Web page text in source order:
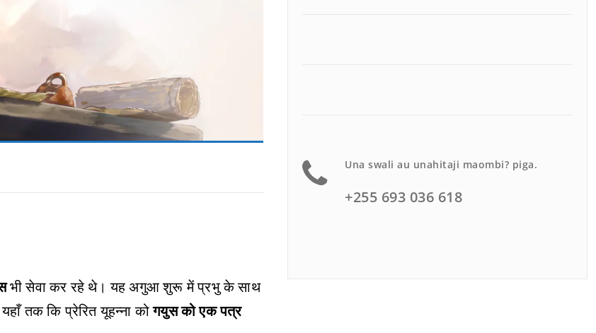
भी सेवा कर रहे थे। यह अगुआ शुरू में प्रभु के साथ
तक कि प्रेरित यूहन्ना कोगयुस को एक पत्र
Una swali au unahitaji maombi? piga.
+255 693 036 618